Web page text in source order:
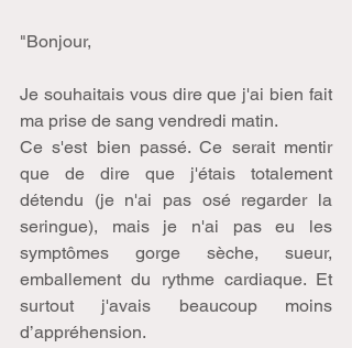
"Bonjour,
Je souhaitais vous dire que j'ai bien fait
ma prise de sang vendredi matin.
Ce s'est bien passé. Ce serait mentir
que de dire que j'étais totalement
détendu (je n'ai pas osé regarder la
seringue), mais je n'ai pas eu les
symptômes gorge sèche, sueur,
emballement du rythme cardiaque. Et
surtout j'avais beaucoup moins
d’appréhension.